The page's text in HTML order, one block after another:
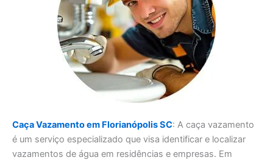
Caça Vazamento em Florianópolis SC: A caça vazamento
é um serviço especializado que visa identificar e localizar
vazamentos de água em residências e empresas. Em